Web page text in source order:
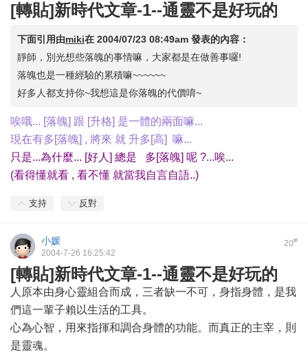
[轉貼]新時代文章-1--通靈不是好玩的
下面引用由miki在 2004/07/23 08:49am 發表的內容：
靜師，別光想些落魄的事情嘛，大家都是在做善事囉!
落魄也是一種經驗的累積嘛~~~~~~
好多人都支持你~我想這是你落魄的代價唷~
唉哦... [落魄] 跟 [升格] 是一體的兩面嘛...
現在有多[落魄] , 將來 就 升多[高] 嘛...
只是...為什麼... [好人] 總是
多[落魄] 呢 ?...唉...
(看得懂就看 , 看不懂 就當我自言自語..)
支持 反對
20#
小媛
2004-7-26 16:25:42
[轉貼]新時代文章-1--通靈不是好玩的
人原本由身心靈組合而成，三者缺一不可，身指身體，是我
們這一輩子賴以生活的工具。
心為心智，用來指揮和調合身體的功能。而真正的主宰，則
是靈魂。